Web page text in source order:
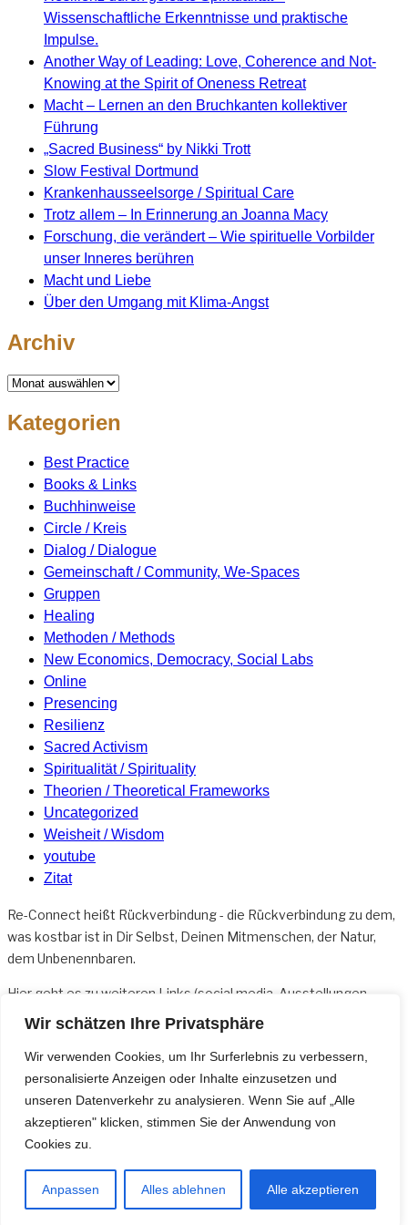
Wir schätzen Ihre Privatsphäre
Wir verwenden Cookies, um Ihr Surferlebnis zu verbessern,
personalisierte Anzeigen oder Inhalte einzusetzen und
unseren Datenverkehr zu analysieren. Wenn Sie auf „Alle
akzeptieren" klicken, stimmen Sie der Anwendung von
Cookies zu.
Anpassen Alles ablehnen Alle akzeptieren
Wissenschaftliche Erkenntnisse und praktische
Impulse.
Another Way of Leading: Love, Coherence and Not-
Knowing at the Spirit of Oneness Retreat
Macht – Lernen an den Bruchkanten kollektiver
Führung
„Sacred Business“ by Nikki Trott
Slow Festival Dortmund
Krankenhausseelsorge / Spiritual Care
Trotz allem – In Erinnerung an Joanna Macy
Forschung, die verändert – Wie spirituelle Vorbilder
unser Inneres berühren
Macht und Liebe
Über den Umgang mit Klima-Angst
Archiv
Archiv
Kategorien
Best Practice
Books & Links
Buchhinweise
Circle / Kreis
Dialog / Dialogue
Gemeinschaft / Community, We-Spaces
Gruppen
Healing
Methoden / Methods
New Economics, Democracy, Social Labs
Online
Presencing
Resilienz
Sacred Activism
Spiritualität / Spirituality
Theorien / Theoretical Frameworks
Uncategorized
Weisheit / Wisdom
youtube
Zitat
Re-Connect heißt Rückverbindung - die Rückverbindung zu dem,
was kostbar ist in Dir Selbst, Deinen Mitmenschen, der Natur,
dem Unbenennbaren.
Hier geht es zu weiteren Links (social media, Ausstellungen,
Sonderangeboten usw.)
Für Fragen bin ich per Mail oder telefonisch erreichbar:
kontakt@re-connect.net und +49 162 30 976 23
Wer auf dem Laufenden bleiben möchte, kann sich gerne für den
Newsletteranmelden.
Impressum